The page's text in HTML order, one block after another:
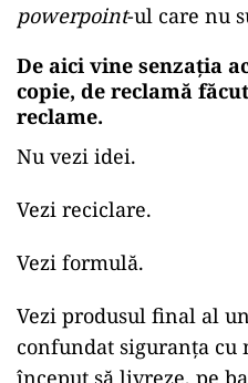
powerpoint-ul care nu
De aici vine senzația
copie, de reclamă
reclame.
Nu vezi idei.
Vezi reciclare.
Vezi formulă.
Vezi produsul final al
confundat siguranța cu